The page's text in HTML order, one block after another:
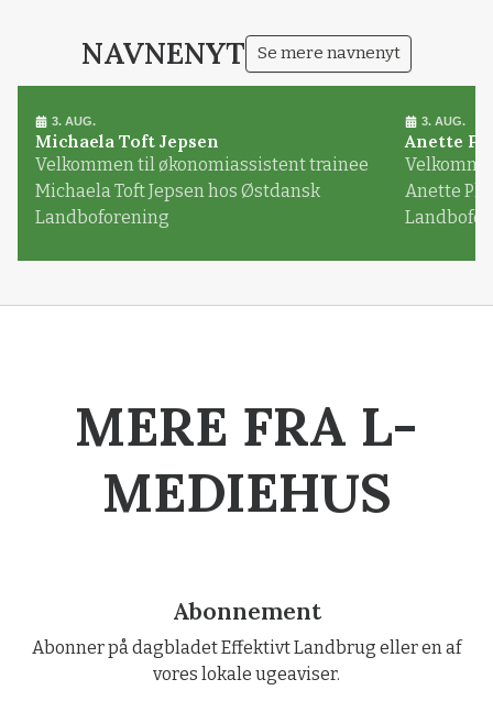
NAVNENYT Se mere navnenyt
3. AUG.
Michaela Toft Jepsen
Velkommen til økonomiassistent trainee
Michaela Toft Jepsen hos Østdansk
Landboforening
3. AUG.
Anette
Anette
MERE FRA L-
MEDIEHUS
Abonnement
Abonner på dagbladet Effektivt Landbrug eller en af
vores lokale ugeaviser.